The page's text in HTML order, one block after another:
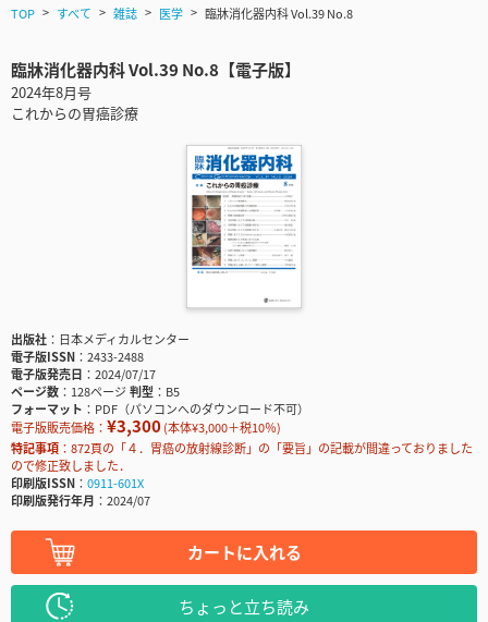
TOP すべて 雑誌 医学 臨牀消化器内科 Vol.39 No.8
臨牀消化器内科 Vol.39 No.8【電子版】
2024年8月号
これからの胃癌診療
出版社
日本メディカルセンター
電子版ISSN
2433-2488
電子版発売日
2024/07/17
ページ数
128ページ判型
B5
フォーマット
PDF（パソコンへのダウンロード不可）
電子版販売価格： ¥3,300(本体¥3,000＋税10％)
特記事項
872頁の「４．胃癌の放射線診断」の「要旨」の記載が間違っておりました
ので修正致しました．
印刷版ISSN
0911-601X
印刷版発行年月
2024/07
カートに入れる
ちょっと立ち読み